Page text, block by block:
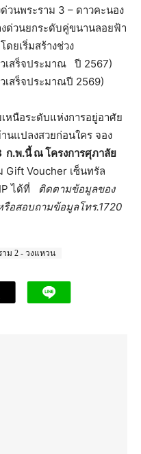
วนพระราม 3 – ดาวคะนอง
ด่วนยกระดับคู่ขนานลอยฟ้า
ดยเริ่มสร้างช่วง
เสร็จประมาณ ปี 2567)
เสร็จประมาณปี 2569)
นือระดับแห่งการอยู่อาศัย
นแปลงสวยก่อนใคร จอง
ก.พ.นี้ ณ โครงการศุภาลัย
Gift Voucher เซ็นทรัล
ได้ที่ ติดตามข้อมูลของ
รือสอบถามข้อมูลโทร.1720
ม 2 - วงแหวน